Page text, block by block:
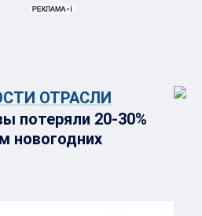
ОТРАСЛИ
потеряли 20-30%
новогодних